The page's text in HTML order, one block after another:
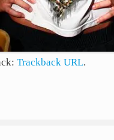
Trackback URL.